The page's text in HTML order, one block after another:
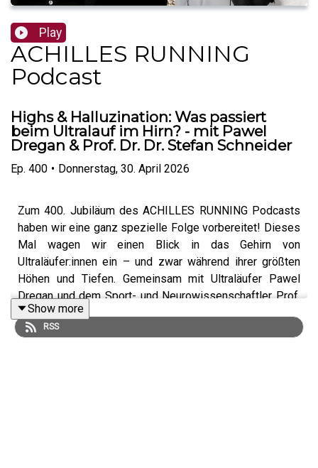
Play
ACHILLES RUNNING
Podcast
Highs & Halluzination: Was passiert
beim Ultralauf im Hirn? - mit Pawel
Dregan & Prof. Dr. Dr. Stefan Schneider
Ep. 400 • Donnerstag, 30. April 2026
Zum 400. Jubiläum des ACHILLES RUNNING Podcasts
haben wir eine ganz spezielle Folge vorbereitet! Dieses
Mal wagen wir einen Blick in das Gehirn von
Ultraläufer:innen ein – und zwar während ihrer größten
Höhen und Tiefen. Gemeinsam mit Ultraläufer Pawel
Dregan und dem Sport- und Neurowissenschaftler Prof.
Dr. Dr. Stefan Schneider gehen wir der Frage nach, ob das
Gehirn einen Schutzmechanismus in Form eines „Stopp-
Show more
RSS